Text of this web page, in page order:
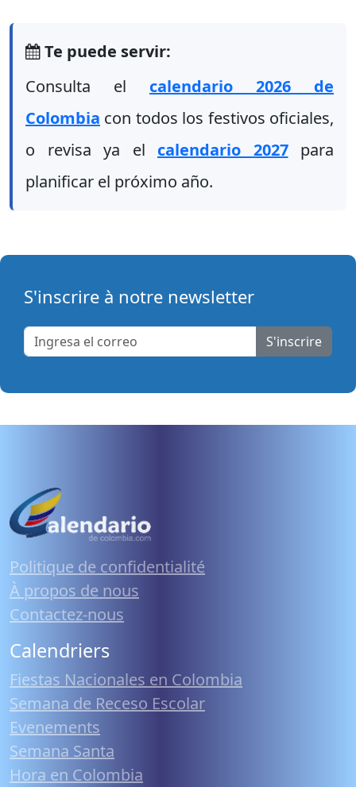
Te puede servir:
Consulta el calendario 2026 de
Colombia con todos los festivos oficiales,
o revisa ya el calendario 2027para
planificar el próximo año.
S'inscrire à notre newsletter
S'inscrire
Politique de confidentialité
À propos de nous
Contactez-nous
Calendriers
Fiestas Nacionales en Colombia
Semana de Receso Escolar
Evenements
Semana Santa
Hora en Colombia